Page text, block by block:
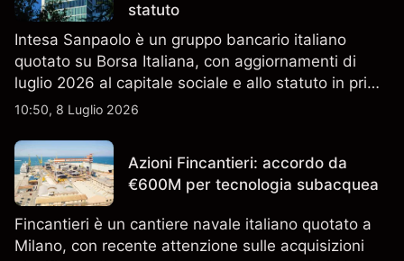
statuto
Intesa Sanpaolo è un gruppo bancario italiano
quotato su Borsa Italiana, con aggiornamenti di
luglio 2026 al capitale sociale e allo statuto in primo
piano. Esplora i target price ISP di terze parti e
un indicatore affidabile dei risultati futuri.
10:50, 8 Luglio 2026
Azioni Fincantieri: accordo da
€600M per tecnologia subacquea
Fincantieri è un cantiere navale italiano quotato a
Milano, con recente attenzione sulle acquisizioni